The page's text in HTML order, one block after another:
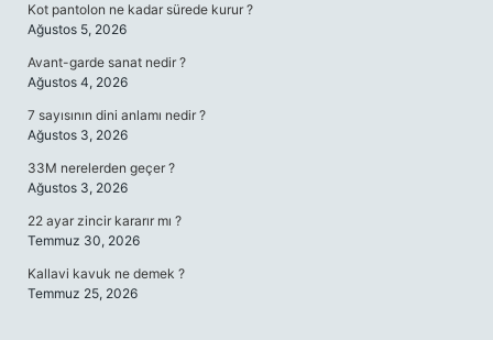
Kot pantolon ne kadar sürede kurur ?
Ağustos 5, 2026
Avant-garde sanat nedir ?
Ağustos 4, 2026
7 sayısının dini anlamı nedir ?
Ağustos 3, 2026
33M nerelerden geçer ?
Ağustos 3, 2026
22 ayar zincir kararır mı ?
Temmuz 30, 2026
Kallavi kavuk ne demek ?
Temmuz 25, 2026